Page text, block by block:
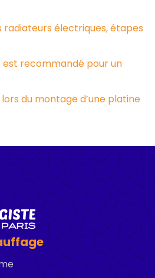
radiateurs électriques, étapes
recommandé pour un
du montage d’une platine